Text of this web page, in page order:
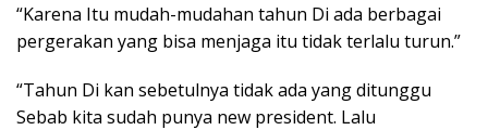
“Karena Itu mudah-mudahan tahun Di ada berbagai
pergerakan yang bisa menjaga itu tidak terlalu turun.”
“Tahun Di kan sebetulnya tidak ada yang ditunggu
Sebab kita sudah punya new president. Lalu